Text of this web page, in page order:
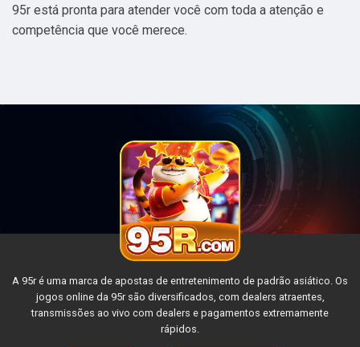
95r está pronta para atender você com toda a atenção e
competência que você merece.
A 95r é uma marca de apostas de entretenimento de padrão asiático. Os
jogos online da 95r são diversificados, com dealers atraentes,
transmissões ao vivo com dealers e pagamentos extremamente
rápidos.